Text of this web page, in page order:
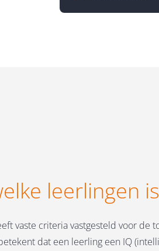
leerlingen
vaste criteria vastgesteld voor de
dat een leerling een IQ